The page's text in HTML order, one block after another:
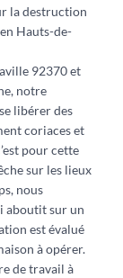
la destruction
Hauts-de-
92370 et
notre
libérer des
coriaces et
pour cette
sur les lieux
nous
aboutit sur un
est évalué
à opérer.
de travail à